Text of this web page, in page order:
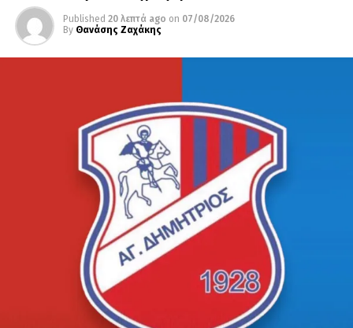
Published 20 λεπτά ago on 07/08/2026
By Θανάσης Ζαχάκης